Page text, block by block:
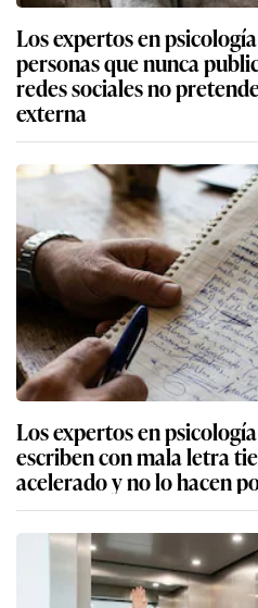
Los expertos en
personas que nunca
redes sociales no
externa
Los expertos en
escriben con mala letra
acelerado y no lo hacen